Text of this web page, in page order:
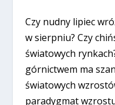
Czy nudny lipiec
w sierpniu? Czy
światowych
górnictwem ma
światowych
paradygmat